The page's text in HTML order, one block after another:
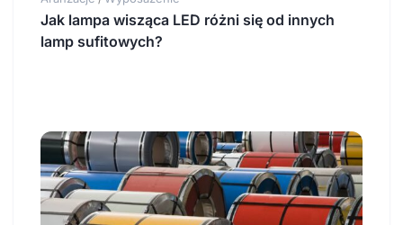
Jak lampa wisząca LED różni się od innych
lamp sufitowych?